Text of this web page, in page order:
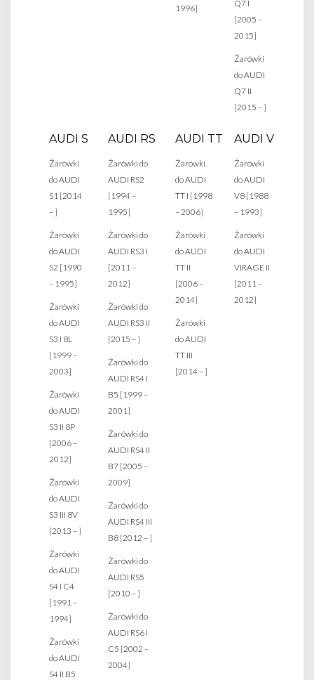
1996]
Q7 I
[2005 –
2015]
Żarówki
do AUDI
Q7 II
[2015 – ]
AUDI S
Żarówki
do AUDI
S1 [2014
– ]
Żarówki
do AUDI
S2 [1990
– 1995]
Żarówki
do AUDI
S3 I 8L
[1999 –
2003]
Żarówki
do AUDI
S3 II 8P
[2006 –
2012]
Żarówki
do AUDI
S3 III 8V
[2013 – ]
Żarówki
do AUDI
S4 I C4
[1991 –
1994]
Żarówki
do AUDI
S4 II B5
AUDI RS
Żarówki do
AUDI RS2
[1994 –
1995]
Żarówki do
AUDI RS3 I
[2011 –
2012]
Żarówki do
AUDI RS3 II
[2015 – ]
Żarówki do
AUDI RS4 I
B5 [1999 –
2001]
Żarówki do
AUDI RS4 II
B7 [2005 –
2009]
Żarówki do
AUDI RS4 III
B8 [2012 – ]
Żarówki do
AUDI RS5
[2010 – ]
Żarówki do
AUDI RS6 I
C5 [2002 –
2004]
AUDI TT
Żarówki
do AUDI
TT I [1998
– 2006]
Żarówki
do AUDI
TT II
[2006 –
2014]
Żarówki
do AUDI
TT III
[2014 – ]
AUDI V
Żarówki
do AUDI
V8 [1988
– 1993]
Żarówki
do AUDI
VIRAGE II
[2011 –
2012]